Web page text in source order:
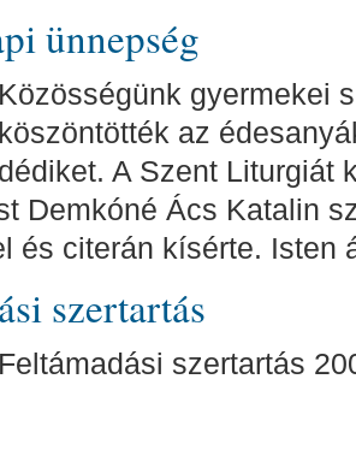
ünnepség
Közösségünk gyermekei
köszöntötték az
dédiket. A Szent Liturgiát
Demkóné Ács Katalin
és citerán kísérte. Isten
szertartás
Feltámadási szertartás